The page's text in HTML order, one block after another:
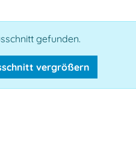
gefunden.
vergrößern